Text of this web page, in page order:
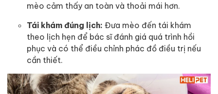
mèo cảm thấy an toàn và thoải mái hơn.
Tái khám đúng lịch: Đưa mèo đến tái khám
theo lịch hẹn để bác sĩ đánh giá quá trình hồi
phục và có thể điều chỉnh phác đồ điều trị nếu
cần thiết.